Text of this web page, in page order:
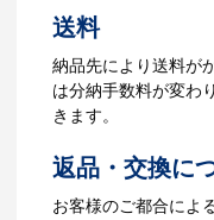
4.納品
【名入れをする場合
３週間程度で納品と
【名入れなしの場合
～5営業日程度で納品
ご利
送料
納品先により送料が
は分納手数料が変わ
きます。
返品・交換に
お客様のご都合によ